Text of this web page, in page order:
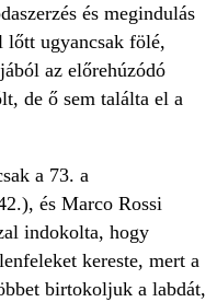
és megindulás
lőtt ugyancsak fölé,
az előrehúzódó
de ő sem találta el a
a 73. a
és Marco Rossi
indokolta, hogy
kereste, mert a
birtokoljuk a labdát,